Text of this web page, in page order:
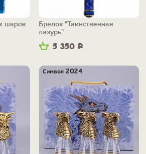
шаров
5 350 Р
Брелок "Таинственная
лазурь"